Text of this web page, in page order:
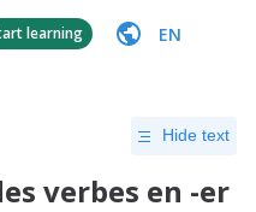
learning EN
Hide text
verbes en -er